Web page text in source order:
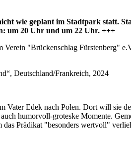
wie geplant im Stadtpark statt.
um 20 Uhr und um 22 Uhr. +++
Verein "Brückenschlag Fürstenberg"
Deutschland/Frankreich, 2024
Edek nach Polen. Dort will sie
humorvoll-groteske Momente.
Prädikat "besonders wertvoll"